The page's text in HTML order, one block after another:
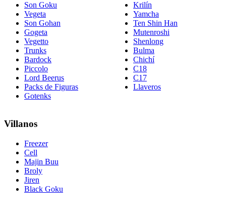
Son Goku
Vegeta
Son Gohan
Gogeta
Vegetto
Trunks
Bardock
Piccolo
Lord Beerus
Packs de Figuras
Gotenks
Krilín
Yamcha
Ten Shin Han
Mutenroshi
Shenlong
Bulma
Chichí
C18
C17
Llaveros
Villanos
Freezer
Cell
Majin Buu
Broly
Jiren
Black Goku